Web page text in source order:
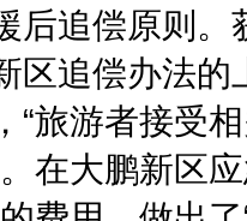
后追偿原则。
区追偿办法
“旅游者接受
在大鹏新区